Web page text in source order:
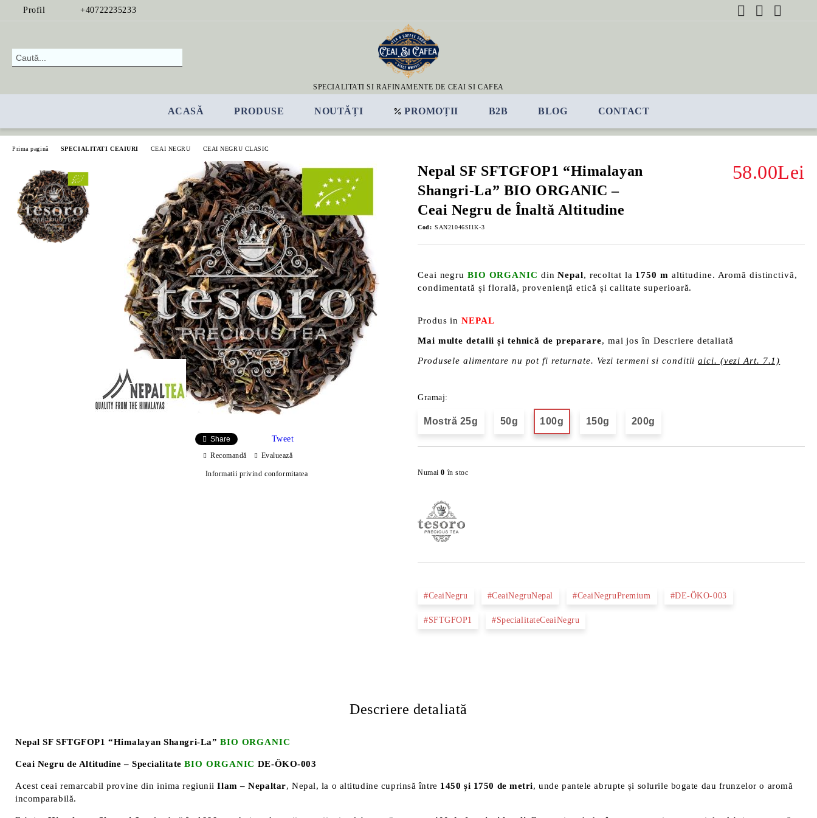
Profil +40722235233
SPECIALITATI SI RAFINAMENTE DE CEAI SI CAFEA
ACASĂ PRODUSE NOUTĂȚI PROMOȚII B2B BLOG CONTACT
Prima pagină SPECIALITATI CEAIURI CEAI NEGRU CEAI NEGRU CLASIC
Nepal SF SFTGFOP1 “Himalayan
Shangri-La” BIO ORGANIC –
Ceai Negru de Înaltă Altitudine
58.00Lei
Cod: SAN21046SI1K-3
Ceai negru BIO ORGANIC dinNepal, recoltat la 1750 m altitudine. Aromă distinctivă,
condimentată și florală, proveniență etică și calitate superioară.
Produs in NEPAL
Mai multe detalii și tehnică de preparare, mai jos în Descriere detaliată
Produsele alimentare nu pot fi returnate. Vezi termeni si conditiiaici. (vezi Art. 7.1)
Gramaj:
Mostră 25g 50g 100g 150g 200g
Numai0 în stoc
#CeaiNegru #CeaiNegruNepal #CeaiNegruPremium #DE-ÖKO-003
#SFTGFOP1 #SpecialitateCeaiNegru
Share Tweet
Recomandă Evaluează
Informatii privind conformitatea
Descriere detaliată
Nepal SF SFTGFOP1 “Himalayan Shangri-La” BIO ORGANIC
Ceai Negru de Altitudine – SpecialitateBIO ORGANIC DE-ÖKO-003
Acest ceai remarcabil provine din inima regiuniiIlam – Nepaltar, Nepal, la o altitudine cuprinsă între 1450 și 1750 de metri, unde pantele abrupte și solurile bogate dau frunzelor o aromă
incomparabilă.